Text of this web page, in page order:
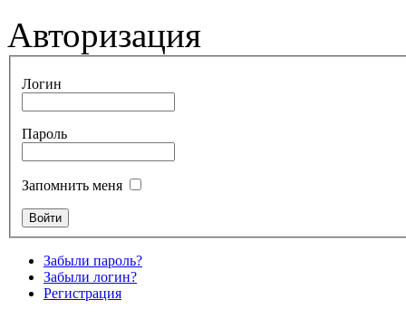
Авторизация
Логин
Пароль
Запомнить меня
Забыли пароль?
Забыли логин?
Регистрация